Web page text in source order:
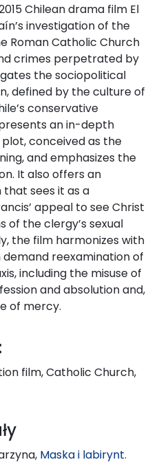
Chilean drama film El
investigation of the
Roman Catholic Church
crimes perpetrated by
the sociopolitical
defined by the culture of
conservative
an in-depth
conceived as the
and emphasizes the
It also offers an
sees it as a
appeal to see Christ
of the clergy’s sexual
the film harmonizes with
reexamination of
including the misuse of
and absolution and,
of mercy.
film, Catholic Church,
Maska i labirynt.